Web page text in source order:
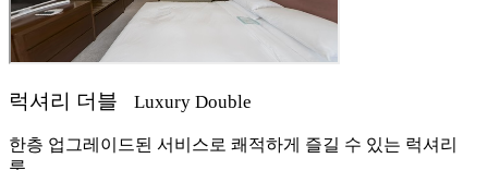
럭셔리 더블 Luxury Double
한층 업그레이드된 서비스로 쾌적하게 즐길 수 있는 럭셔리